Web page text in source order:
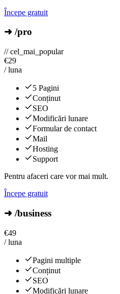
Începe gratuit
➜ /pro
// cel_mai_popular
€29
/ luna
5 Pagini
Conținut
SEO
Modificări lunare
Formular de contact
Mail
Hosting
Support
Pentru afaceri care vor mai mult.
Începe gratuit
➜ /business
€49
/ luna
Pagini multiple
Conținut
SEO
Modificări lunare